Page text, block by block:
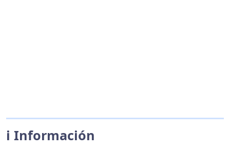
ℹ️ Información